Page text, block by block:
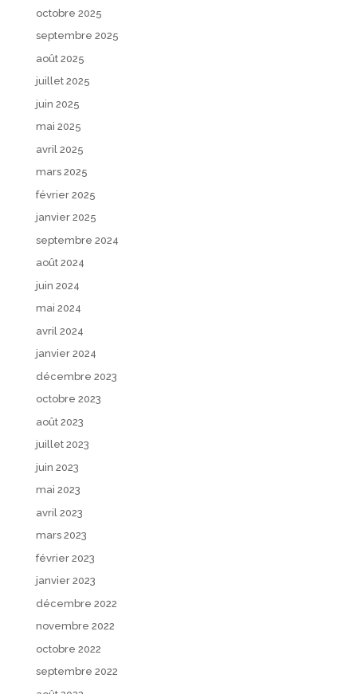
octobre 2025
septembre 2025
août 2025
juillet 2025
juin 2025
mai 2025
avril 2025
mars 2025
février 2025
janvier 2025
septembre 2024
août 2024
juin 2024
mai 2024
avril 2024
janvier 2024
décembre 2023
octobre 2023
août 2023
juillet 2023
juin 2023
mai 2023
avril 2023
mars 2023
février 2023
janvier 2023
décembre 2022
novembre 2022
octobre 2022
septembre 2022